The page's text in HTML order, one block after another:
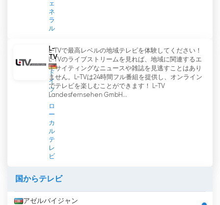
ェ
ネ
ラ
ル
L-
TV
ド
イ
ツ
ロ
ー
カ
ル
テ
レ
ビ
L-TVで最高レベルの地域テレビを体験してください！
L-TVのライブストリームを見れば、地域に関連するエ
キサイティングなニュースや雑誌を見逃すことはあり
ません。L-TVは24時間フル番組を提供し、オンライン
でテレビを楽しむことができます！ L-TV
Landesfernsehen GmbH...
国からテレビ
アゼルバイジャン